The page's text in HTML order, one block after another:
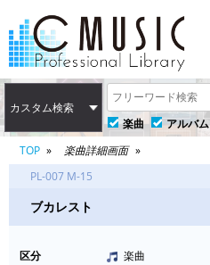
カスタム検索
楽曲
アルバム
TOP
楽曲詳細画面
PL-007 M-15
ブカレスト
区分
楽曲